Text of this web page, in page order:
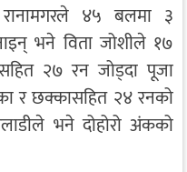
४५ बलमा ३
भने विता जोशीले १७
२७ रन जोड्दा पूजा
र छक्कासहित २४ रनको
भने दोहोरो अंकको